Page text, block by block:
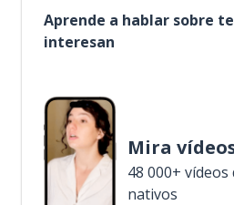
Aprende a hablar sobre
interesan
Mira
48 000+
nativos